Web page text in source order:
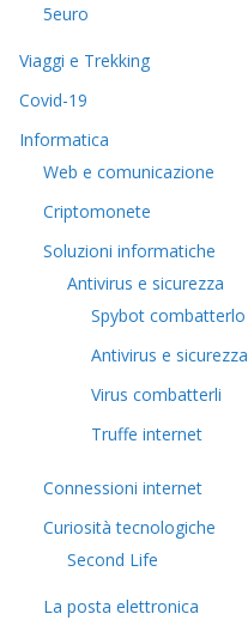
5euro
Viaggi e Trekking
Covid-19
Informatica
Web e comunicazione
Criptomonete
Soluzioni informatiche
Antivirus e sicurezza
Spybot combatterlo
Antivirus e sicurezza
Virus combatterli
Truffe internet
Connessioni internet
Curiosità tecnologiche
​Second Life
La posta elettronica